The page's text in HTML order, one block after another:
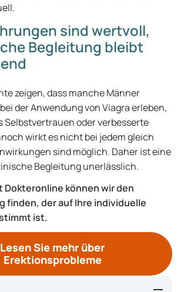
sind wertvoll,
Begleitung bleibt
zeigen, dass manche Männer
der Anwendung von Viagra erleben,
Selbstvertrauen oder verbesserte
wirkt es nicht bei jedem gleich
sind möglich. Daher ist eine
Begleitung unerlässlich.
Dokteronline können wir den
finden, der auf Ihre individuelle
ist.
Lesen Sie mehr über
Erektionsprobleme